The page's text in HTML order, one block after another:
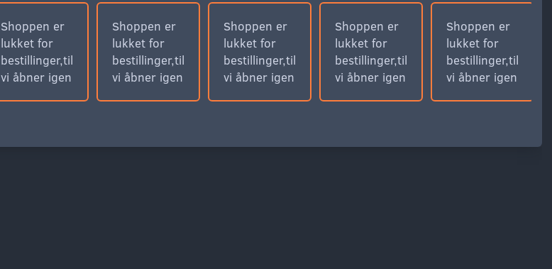
Shoppen er
lukket for
bestillinger,til
vi åbner igen
Shoppen er
lukket for
bestillinger,til
vi åbner igen
Shoppen er
lukket for
bestillinger,til
vi åbner igen
Shoppen er
lukket for
bestillinger,til
vi åbner igen
Shoppen er
lukket for
bestillinger,til
vi åbner igen